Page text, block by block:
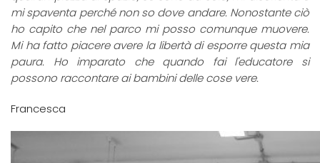
mi spaventa perché non so dove andare. Nonostante ciò
ho capito che nel parco mi posso comunque muovere.
Mi ha fatto piacere avere la libertà di esporre questa mia
paura. Ho imparato che quando fai l'educatore si
possono raccontare ai bambini delle cose vere.
Francesca